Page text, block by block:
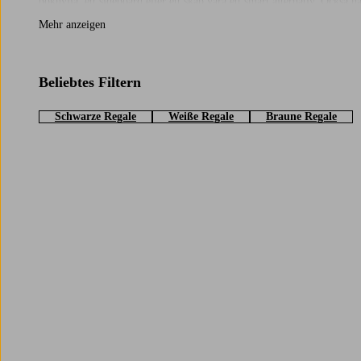
också lådor. Det ger dig en stor variation och du kan använda
Mehr anzeigen
Beliebtes Filtern
Schwarze Regale Weiße Regale Braune Regale